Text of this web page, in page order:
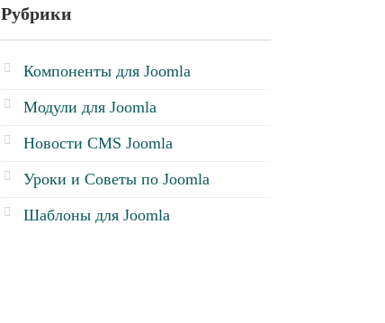
Рубрики
Компоненты для Joomla
Модули для Joomla
Новости CMS Joomla
Уроки и Советы по Joomla
Шаблоны для Joomla